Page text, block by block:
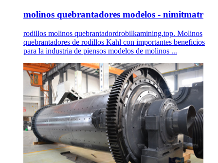
molinos quebrantadores modelos - nimitmatr
rodillos molinos quebrantadordrobilkamining.top. Molinos
quebrantadores de rodillos Kahl con importantes beneficios
para la industria de piensos modelos de molinos ...